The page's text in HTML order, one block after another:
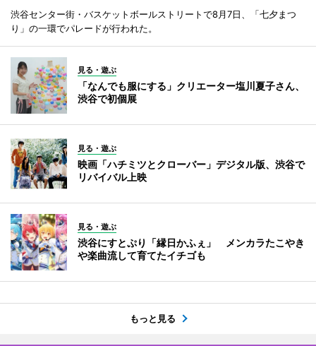
渋谷センター街・バスケットボールストリートで8月7日、「七夕まつ
り」の一環でパレードが行われた。
見る・遊ぶ
「なんでも服にする」クリエーター塩川夏子さん、
渋谷で初個展
見る・遊ぶ
映画「ハチミツとクローバー」デジタル版、渋谷で
リバイバル上映
見る・遊ぶ
渋谷にすとぷり「縁日かふぇ」 メンカラたこやき
や楽曲流して育てたイチゴも
もっと見る